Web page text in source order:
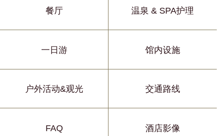
餐厅 温泉 & SPA护理
一日游 馆内设施
户外活动&观光 交通路线
FAQ 酒店影像